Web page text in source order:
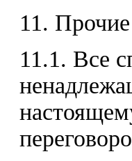
11.
11.1. Все